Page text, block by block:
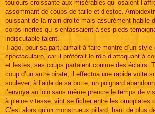
toujours croissante aux misérables qui osaient
assommant de coups de taille et d’estoc.
puissant de la main droite mais assurément habile
corps inertes qui s’entassaient à ses pieds
indiscutable talent.
Tiago, pour sa part, aimait à faire montre d’un style
spectaculaire, car il préférait le rôle d’attaquant à
et lestes, ses coups partaient comme des éclairs.
coup d’un autre pirate, il effectua une rapide volte
soulever, à l’aide de sa botte, un poignard
l’envoya au loin sans même prendre le temps de
à pleine vitesse, vint se ficher entre les omoplates
C’est alors qu’un monstrueux pillard, haut de plus